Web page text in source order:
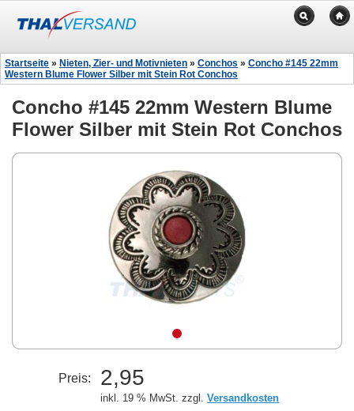
Startseite » Nieten, Zier- und Motivnieten » Conchos » Concho #145 22mm
Western Blume Flower Silber mit Stein Rot Conchos
Concho #145 22mm Western Blume
Flower Silber mit Stein Rot Conchos
Preis: 2,95
inkl. 19 % MwSt. zzgl. Versandkosten